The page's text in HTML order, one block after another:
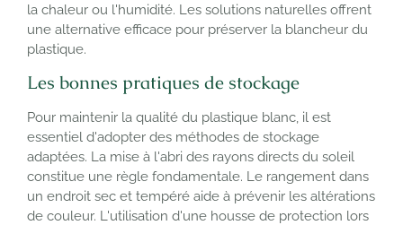
la chaleur ou l'humidité. Les solutions naturelles offrent
une alternative efficace pour préserver la blancheur du
plastique.
Les bonnes pratiques de stockage
Pour maintenir la qualité du plastique blanc, il est
essentiel d'adopter des méthodes de stockage
adaptées. La mise à l'abri des rayons directs du soleil
constitue une règle fondamentale. Le rangement dans
un endroit sec et tempéré aide à prévenir les altérations
de couleur. L'utilisation d'une housse de protection lors